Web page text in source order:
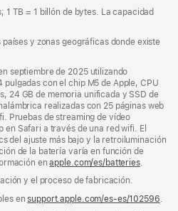
1 TB = 1 billón de bytes. La capacidad
y zonas geográficas donde existe
septiembre de 2025 utilizando
con el chip M5 de Apple, CPU
24 GB de memoria unificada y SSD de
realizadas con 25 páginas web
Pruebas de streaming de vídeo
Safari a través de una red wifi. El
del ajuste más bajo y la retroiluminación
de la batería varía en función de
enapple.com/es/batteries.
y el proceso de fabricación.
ensupport.apple.com/es-es/102596